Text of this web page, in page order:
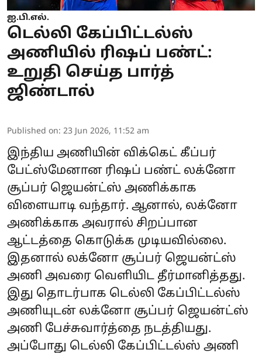
ஐ.பி.எல்.
டெல்லி கேப்பிட்டல்ஸ்
அணியில் ரிஷப் பண்ட்:
உறுதி செய்த பார்த்
ஜிண்டால்
Published on: 23 Jun 2026, 11:52 am
இந்திய அணியின் விக்கெட் கீப்பர்
பேட்ஸ்மேனான ரிஷப் பண்ட் லக்னோ
சூப்பர் ஜெயன்ட்ஸ் அணிக்காக
விளையாடி வந்தார். ஆனால், லக்னோ
அணிக்காக அவரால் சிறப்பான
ஆட்டத்தை கொடுக்க முடியவில்லை.
இதனால் லக்னோ சூப்பர் ஜெயன்ட்ஸ்
அணி அவரை வெளியிட தீர்மானித்தது.
இது தொடர்பாக டெல்லி கேப்பிட்டல்ஸ்
அணியுடன் லக்னோ சூப்பர் ஜெயன்ட்ஸ்
அணி பேச்சுவார்த்தை நடத்தியது.
அப்போது டெல்லி கேப்பிட்டல்ஸ் அணி